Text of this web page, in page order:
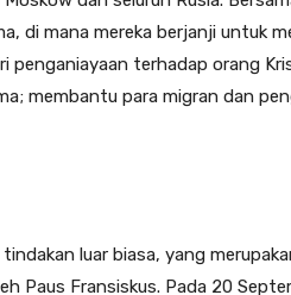
di mana mereka berjanji untuk
penganiayaan terhadap orang
membantu para migran dan
luar biasa, yang
Paus Fransiskus. Pada 20